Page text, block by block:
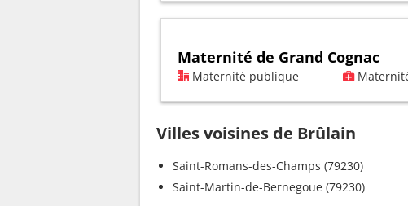
Maternité de Grand Cognac
Maternité publique
Villes voisines de Brûlain
Saint-Romans-des-Champs (79230)
Saint-Martin-de-Bernegoue (79230)